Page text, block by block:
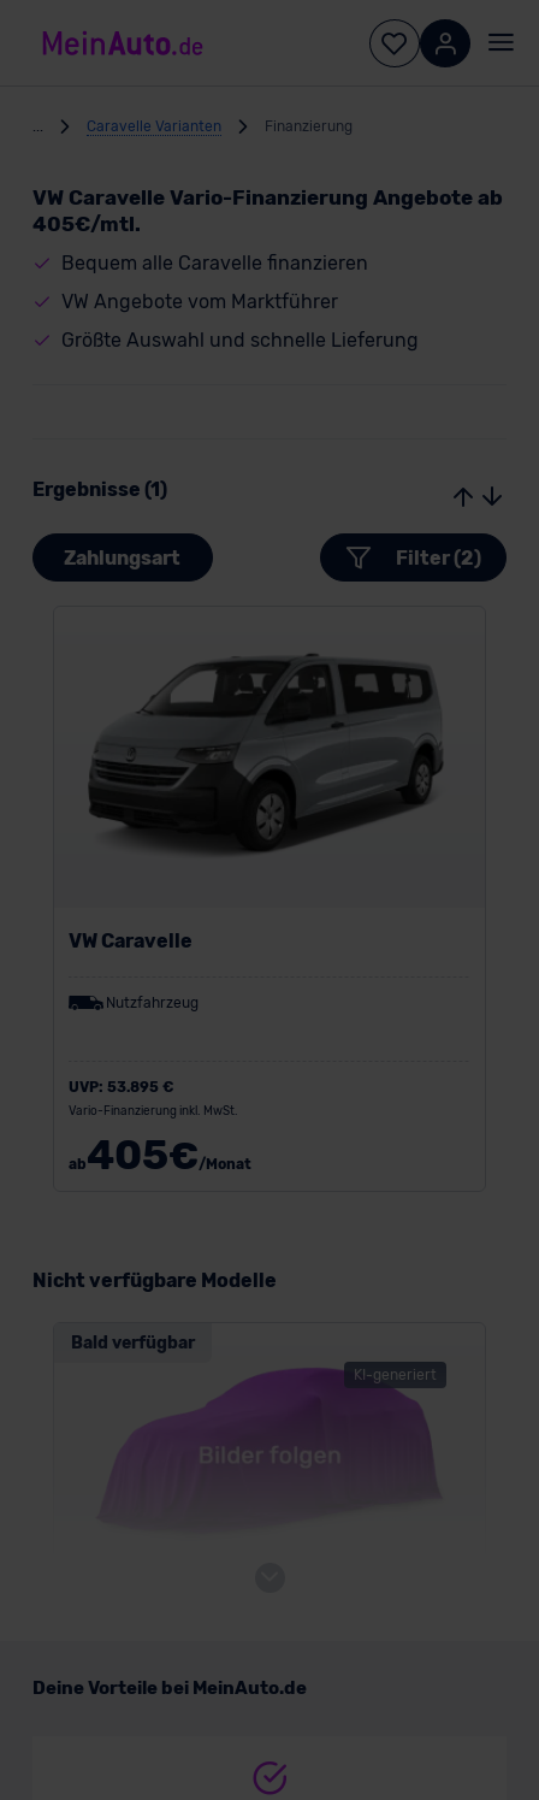
Caravelle Varianten Finanzierung
VW Caravelle Vario-Finanzierung Angebote ab
405€/mtl.
Bequem alle Caravelle finanzieren
VW Angebote vom Marktführer
Größte Auswahl und schnelle Lieferung
Ergebnisse (1)
Zahlungsart Filter (2)
VW Caravelle
Nutzfahrzeug
UVP: 53.895 €
Vario-Finanzierung inkl. MwSt.
ab405€/Monat
Nicht verfügbare Modelle
KI-generiert
Bald verfügbar
Verkauf startet in Kürze
Deine Vorteile bei MeinAuto.de